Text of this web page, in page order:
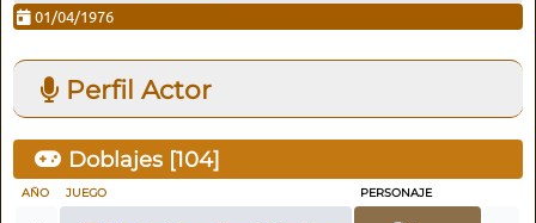
01/04/1976
Perfil Actor
Doblajes [104]
AÑO JUEGO PERSONAJE